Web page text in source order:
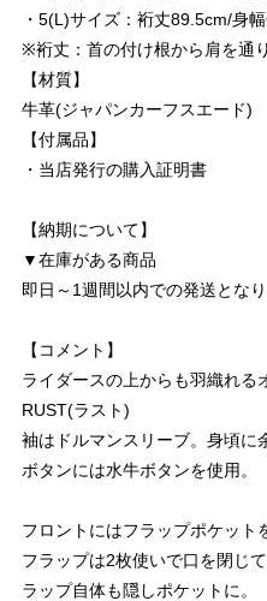
・5(L)サイズ：裄丈89.5cm/身
※裄丈：首の付け根から肩を通
【材質】
牛革(ジャパンカーフスエード)
【付属品】
・当店発行の購入証明書
【納期について】
▼在庫がある商品
即日～1週間以内での発送となり
【コメント】
ライダースの上からも羽織れる
RUST(ラスト)
袖はドルマンスリーブ。身頃に
ボタンには水牛ボタンを使用。
フロントにはフラップポケット
フラップは2枚使いで口を閉じ
ラップ自体も隠しポケットに。